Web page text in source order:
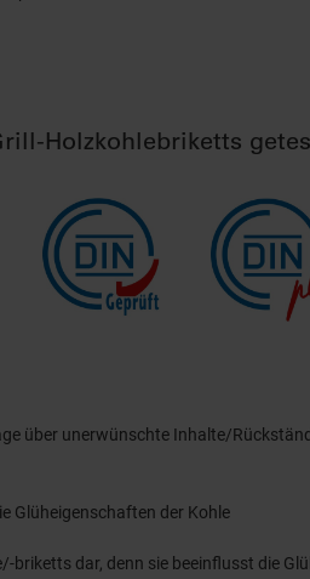
Holzkohlebriketts
über unerwünschte Inhalte/
Glüheigenschaften der Kohle
briketts dar, denn sie beeinflusst die